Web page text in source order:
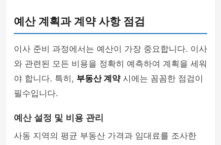
예산 계획과 계약 사항 점검
이사 준비 과정에서는 예산이 가장 중요합니다. 이사
와 관련된 모든 비용을 정확히 예측하여 계획을 세워
야 합니다. 특히, 부동산 계약시에는 꼼꼼한 점검이
필수입니다.
예산 설정 및 비용 관리
사동 지역의 평균 부동산 가격과 임대료를 조사한